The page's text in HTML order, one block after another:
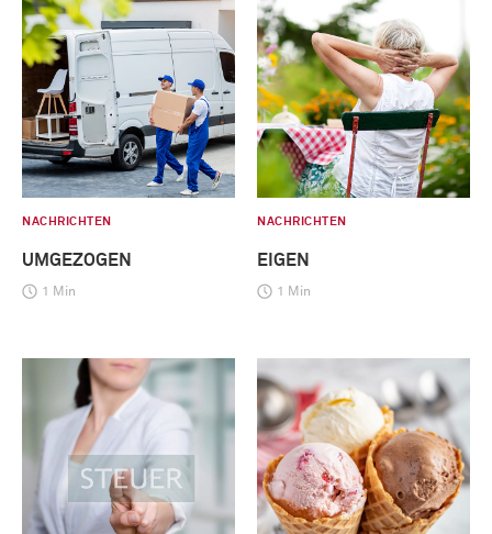
NACHRICHTEN
UMGEZOGEN
1 Min
NACHRICHTEN
EIGEN
1 Min